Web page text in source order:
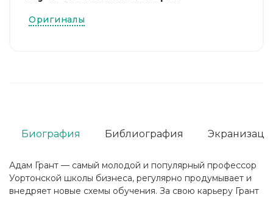
Оригиналы
Адам Грант — самый молодой и популярный профессор
Уортонской школы бизнеса, регулярно продумывает и
внедряет новые схемы обучения. За свою карьеру Грант
Биография Библиография